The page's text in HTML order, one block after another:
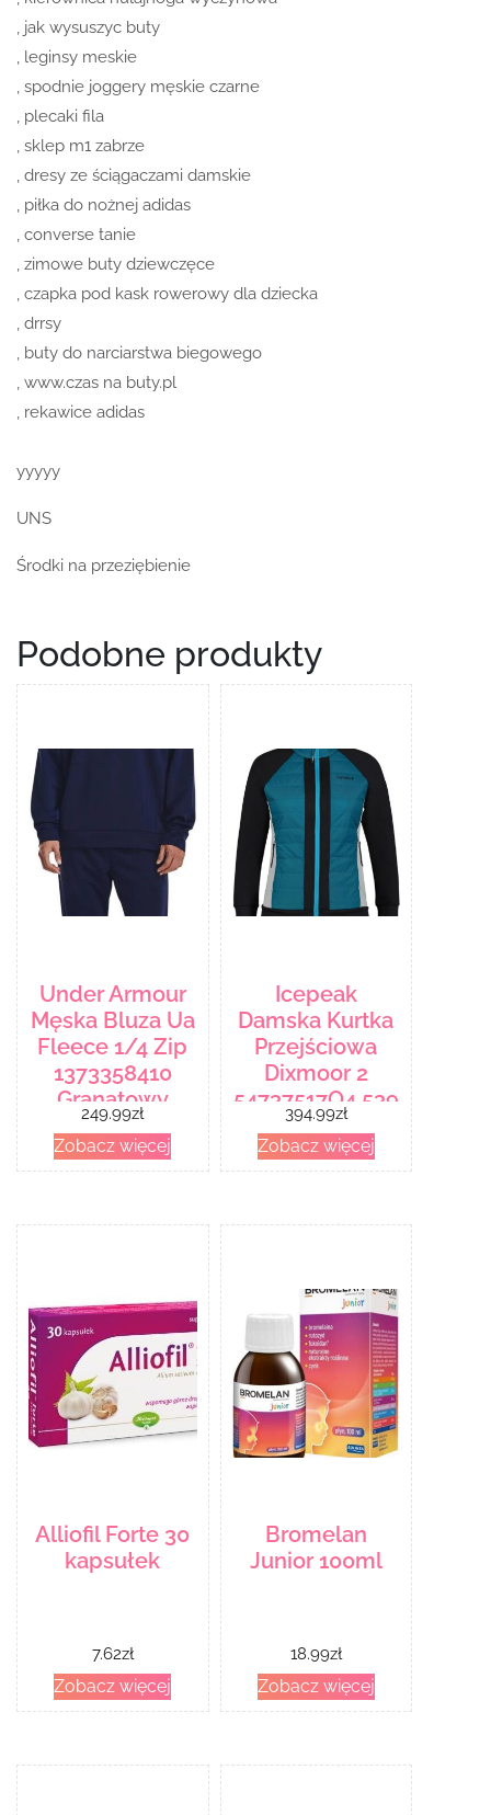
, jak wysuszyc buty
, leginsy meskie
, spodnie joggery męskie czarne
, plecaki fila
, sklep m1 zabrze
, dresy ze ściągaczami damskie
, piłka do nożnej adidas
, converse tanie
, zimowe buty dziewczęce
, czapka pod kask rowerowy dla dziecka
, drrsy
, buty do narciarstwa biegowego
, www.czas na buty.pl
, rekawice adidas
yyyyy
UNS
Środki na przeziębienie
Podobne produkty
Under Armour
Męska Bluza Ua
Fleece 1/4 Zip
1373358410
Granatowy
249.99zł
Zobacz więcej
Icepeak
Damska Kurtka
Przejściowa
Dixmoor 2
54737517Q4 539
Zielony
254737517Q4539
394.99zł
Zobacz więcej
Alliofil Forte 30
kapsułek
7.62zł
Zobacz więcej
Bromelan
Junior 100ml
18.99zł
Zobacz więcej